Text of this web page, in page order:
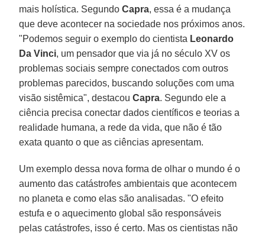
mais holística. SegundoCapra, essa é a mudança
que deve acontecer na sociedade nos próximos anos.
"Podemos seguir o exemplo do cientista Leonardo
Da Vinci, um pensador que via já no século XV os
problemas sociais sempre conectados com outros
problemas parecidos, buscando soluções com uma
visão sistêmica", destacouCapra. Segundo ele a
ciência precisa conectar dados científicos e teorias a
realidade humana, a rede da vida, que não é tão
exata quanto o que as ciências apresentam.
Um exemplo dessa nova forma de olhar o mundo é o
aumento das catástrofes ambientais que acontecem
no planeta e como elas são analisadas. "O efeito
estufa e o aquecimento global são responsáveis
pelas catástrofes, isso é certo. Mas os cientistas não